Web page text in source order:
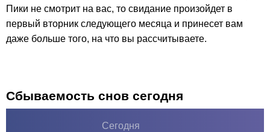
Пики не смотрит на вас, то свидание произойдет в
первый вторник следующего месяца и принесет вам
даже больше того, на что вы рассчитываете.
Сбываемость снов сегодня
Сегодня